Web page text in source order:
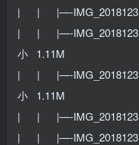
| | |—-
| | |—-
小 1.11M
| | |—-
小 1.11M
| | |—-
| | |—-